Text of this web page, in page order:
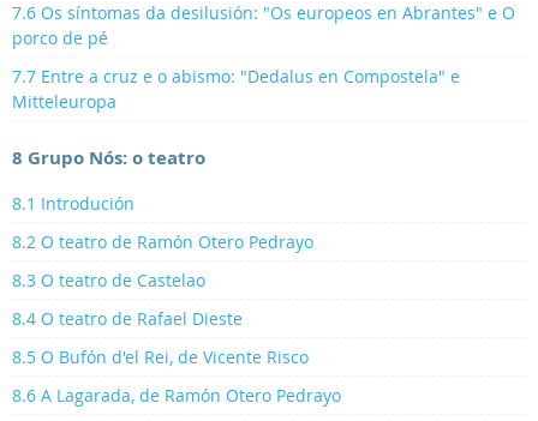
7.6 Os síntomas da desilusión: "Os europeos en Abrantes" e O
porco de pé
7.7 Entre a cruz e o abismo: "Dedalus en Compostela" e
Mitteleuropa
8 Grupo Nós: o teatro
8.1 Introdución
8.2 O teatro de Ramón Otero Pedrayo
8.3 O teatro de Castelao
8.4 O teatro de Rafael Dieste
8.5 O Bufón d'el Rei, de Vicente Risco
8.6 A Lagarada, de Ramón Otero Pedrayo